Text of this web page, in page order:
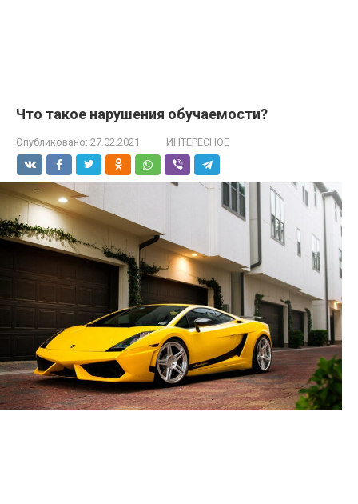
Что такое нарушения обучаемости?
Опубликовано: 27.02.2021 ИНТЕРЕСНОЕ